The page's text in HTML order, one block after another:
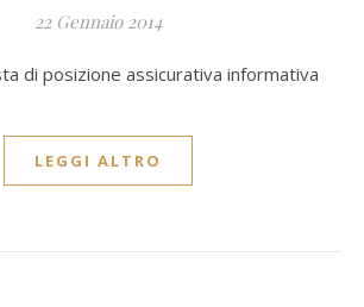
22 Gennaio 2014
di posizione assicurativa informativa
LEGGI ALTRO